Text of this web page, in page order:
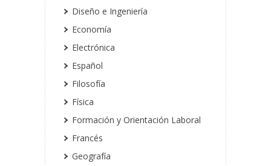
Diseño e Ingeniería
Economía
Electrónica
Español
Filosofía
Física
Formación y Orientación Laboral
Francés
Geografía